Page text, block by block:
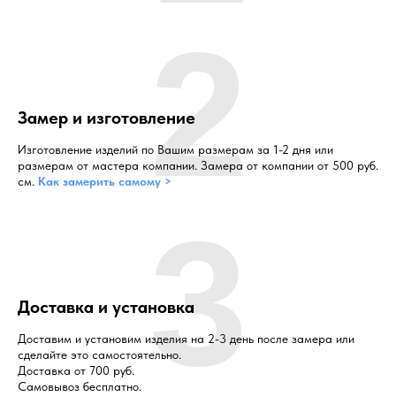
Замер и изготовление
Изготовление изделий по Вашим размерам за 1-2 дня или
размерам от мастера компании. Замера от компании от 500 руб.
см. Как замерить самому >2
Доставка и установка
Доставим и установим изделия на 2-3 день после замера или
сделайте это самостоятельно.
Доставка от 700 руб.
Самовывоз бесплатно. 3